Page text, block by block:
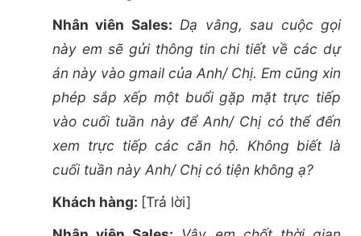
Nhân viên Sales: Dạ vâng, sau cuộc gọi
này em sẽ gửi thông tin chi tiết về các dự
án này vào gmail của Anh/ Chị. Em cũng xin
phép sắp xếp một buổi gặp mặt trực tiếp
vào cuối tuần này để Anh/ Chị có thể đến
xem trực tiếp các căn hộ. Không biết là
cuối tuần này Anh/ Chị có tiện không ạ?
Khách hàng: [Trả lời]